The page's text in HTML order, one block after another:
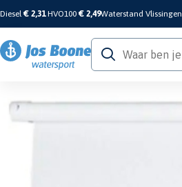
Diesel€ 2,31 HVO100 € 2,49Waterstand Vlissingen
Home / Sanitair & Comfort / Ramen En Luiken